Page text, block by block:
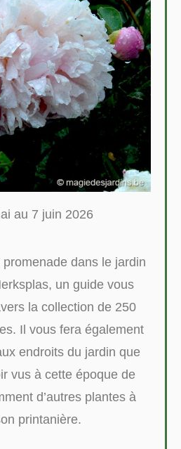
au 7 juin 2026
dans le jardin
un guide vous
la collection de 250
Il vous fera également
endroits du jardin que
vus à cette époque de
d’autres plantes à
printanière.